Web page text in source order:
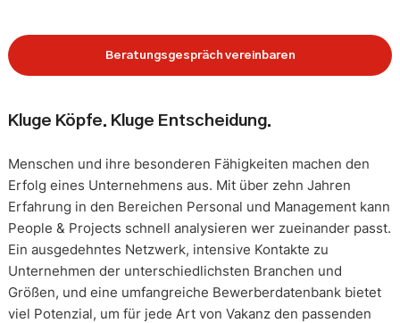
Beratungsgespräch vereinbaren
Kluge Köpfe. Kluge Entscheidung.
Menschen und ihre besonderen Fähigkeiten machen den
Erfolg eines Unternehmens aus. Mit über zehn Jahren
Erfahrung in den Bereichen Personal und Management kann
People & Projects schnell analysieren wer zueinander passt.
Ein ausgedehntes Netzwerk, intensive Kontakte zu
Unternehmen der unterschiedlichsten Branchen und
Größen, und eine umfangreiche Bewerberdatenbank bietet
viel Potenzial, um für jede Art von Vakanz den passenden